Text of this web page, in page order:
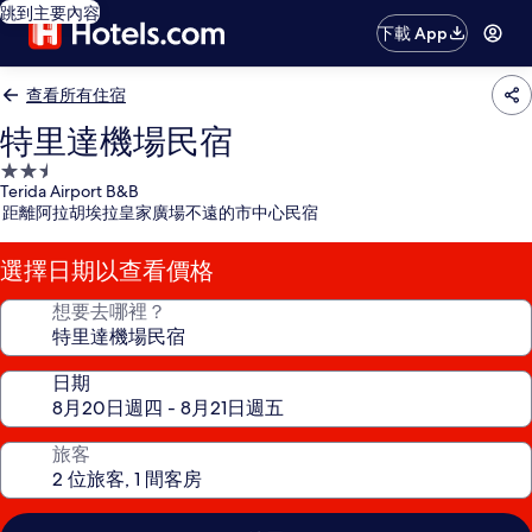
跳到主要內容
下載 App
查看所有住宿
特里達機場民宿
2.5
星
級
住
宿
Terida Airport B&B
距離阿拉胡埃拉皇家廣場不遠的市中心民宿
選擇日期以查看價格
想要去哪裡？
日期
旅客